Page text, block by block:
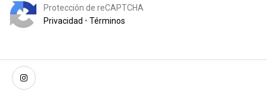
Protección de reCAPTCHA
Privacidad • Términos